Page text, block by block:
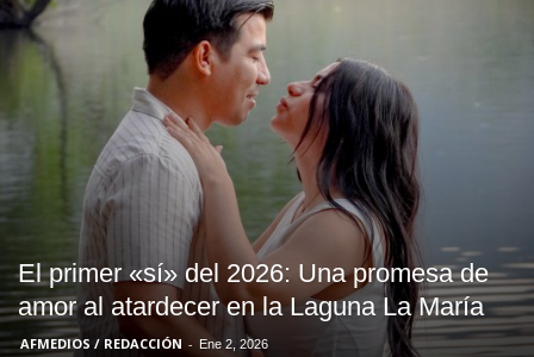
El primer «sí» del 2026: Una promesa de
amor al atardecer en la Laguna La María
AFMEDIOS / REDACCIÓN - Ene 2, 2026